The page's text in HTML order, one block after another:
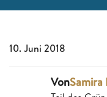
10. Juni 2018
VonSamira